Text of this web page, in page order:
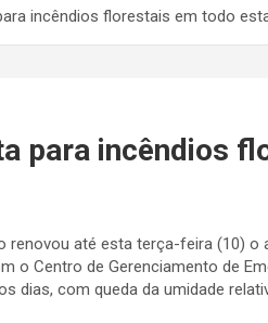
incêndios florestais em todo
para incêndios
renovou até esta terça-feira (10) o
o Centro de Gerenciamento de
dias, com queda da umidade